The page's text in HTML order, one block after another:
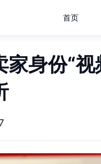
首页
家身份“